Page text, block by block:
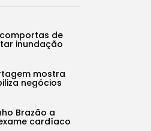
de
inundação
mostra
negócios
Brazão a
cardíaco